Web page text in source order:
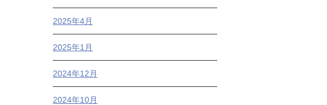
2025年4月
2025年1月
2024年12月
2024年10月